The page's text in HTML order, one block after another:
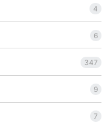
4
6
347
9
7